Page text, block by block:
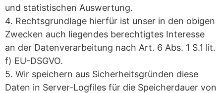
und statistischen Auswertung.
4. Rechtsgrundlage hierfür ist unser in den obigen
Zwecken auch liegendes berechtigtes Interesse
an der Datenverarbeitung nach Art. 6 Abs. 1 S.1 lit.
f) EU-DSGVO.
5. Wir speichern aus Sicherheitsgründen diese
Daten in Server-Logfiles für die Speicherdauer von